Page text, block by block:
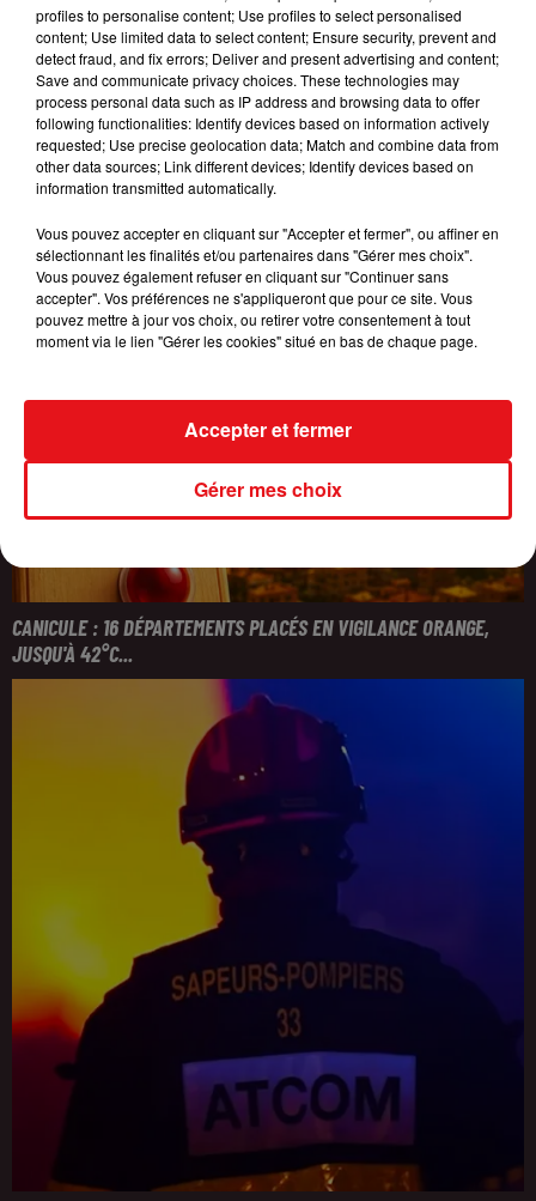
INCENDIES : 184 PERSONNES INTERPELLÉES DEPUIS DÉBUT
JUILLET, DES...
CANICULE : 16 DÉPARTEMENTS PLACÉS EN VIGILANCE ORANGE,
JUSQU'À 42°C...
profiles to personalise content; Use profiles to select personalised
content; Use limited data to select content; Ensure security, prevent and
detect fraud, and fix errors; Deliver and present advertising and content;
Save and communicate privacy choices. These technologies may
process personal data such as IP address and browsing data to offer
following functionalities: Identify devices based on information actively
requested; Use precise geolocation data; Match and combine data from
other data sources; Link different devices; Identify devices based on
information transmitted automatically.
Vous pouvez accepter en cliquant sur "Accepter et fermer", ou affiner en
sélectionnant les finalités et/ou partenaires dans "Gérer mes choix".
Vous pouvez également refuser en cliquant sur "Continuer sans
accepter". Vos préférences ne s'appliqueront que pour ce site. Vous
pouvez mettre à jour vos choix, ou retirer votre consentement à tout
moment via le lien "Gérer les cookies" situé en bas de chaque page.
Gérer mes choix
Accepter et fermer